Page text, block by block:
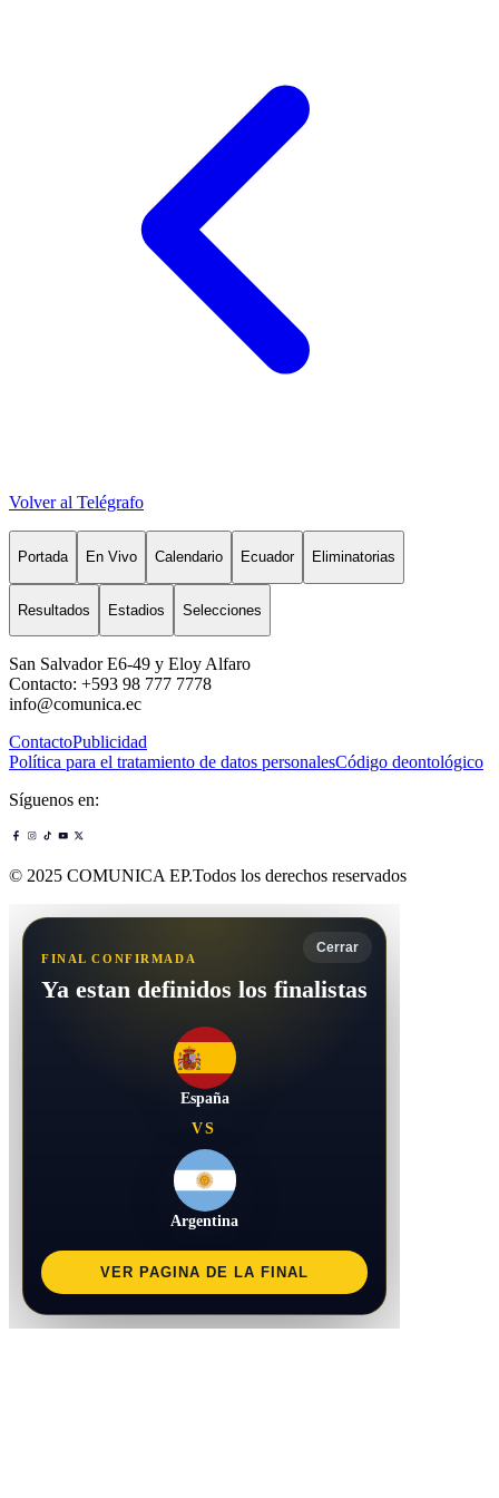
Volver al Telégrafo
Portada En Vivo Calendario Ecuador Eliminatorias
Resultados Estadios Selecciones
San Salvador E6-49 y Eloy Alfaro
Contacto: +593 98 777 7778
info@comunica.ec
ContactoPublicidad
Política para el tratamiento de datos personalesCódigo deontológico
Síguenos en:
© 2025 COMUNICA EP.Todos los derechos reservados
Cerrar
FINAL CONFIRMADA
Ya estan definidos los finalistas
España
VS
Argentina
VER PAGINA DE LA FINAL